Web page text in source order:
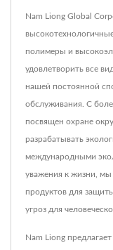
Nam Liong Global
полимеры и
удовлетворить все
нашей постоянной
обслуживания. С
посвящен охране
разрабатывать
международными
уважения к жизни, мы
продуктов для
угроз для
Nam Liong